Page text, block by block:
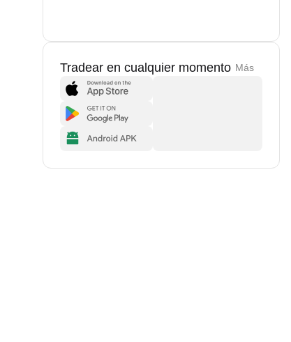
Tradear en cualquier momento Más